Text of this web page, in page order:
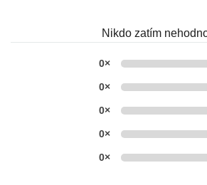
Nikdo zatím
0×
0×
0×
0×
0×